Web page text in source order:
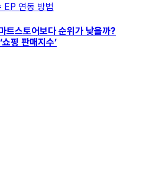
트스토어보다 순위가 낮을까?
핑 판매지수’